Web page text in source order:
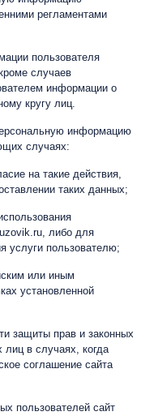
регламентами
пользователя
случаев
информации о
кругу лиц.
информацию
случаях:
на такие действия,
таких данных;
либо для
услуги пользователю;
или иным
установленной
защиты прав и законных
лиц в случаях, когда
соглашение сайта
пользователей сайт